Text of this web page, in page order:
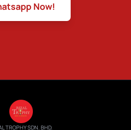
Now!
TROPHY SDN. BHD.